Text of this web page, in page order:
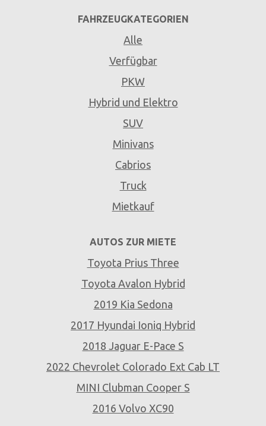
FAHRZEUGKATEGORIEN
Alle
Verfügbar
PKW
Hybrid und Elektro
SUV
Minivans
Cabrios
Truck
Mietkauf
AUTOS ZUR MIETE
Toyota Prius Three
Toyota Avalon Hybrid
2019 Kia Sedona
2017 Hyundai Ioniq Hybrid
2018 Jaguar E-Pace S
2022 Chevrolet Colorado Ext Cab LT
MINI Clubman Cooper S
2016 Volvo XC90